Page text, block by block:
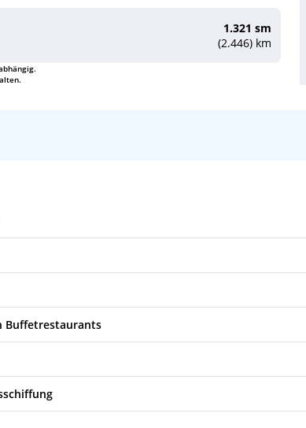
1.321 sm
(2.446) km
Buffetrestaurants